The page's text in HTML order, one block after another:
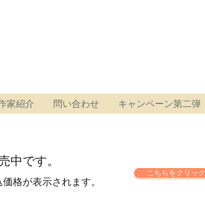
家紹介 問い合わせ キャンペーン第二弾
中です。
格が表示されます。
こちらをクリック